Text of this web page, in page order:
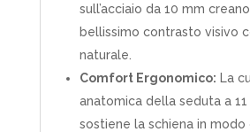
sull’acciaio da 10 mm
bellissimo contrasto visivo
naturale.
Comfort Ergonomico: La
anatomica della seduta a
sostiene la schiena in modo